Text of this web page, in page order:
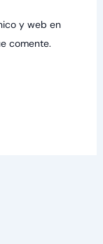
y web en
comente.